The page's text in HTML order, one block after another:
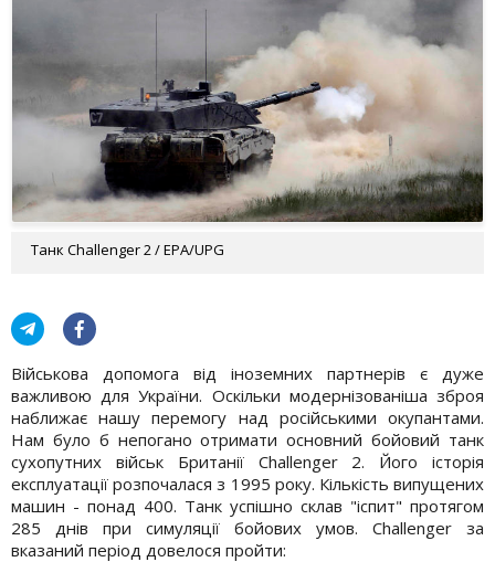
Танк Challenger 2 / EPA/UPG
Військова допомога від іноземних партнерів є дуже
важливою для України. Оскільки модернізованіша зброя
наближає нашу перемогу над російськими окупантами.
Нам було б непогано отримати основний бойовий танк
сухопутних військ Британії Challenger 2. Його історія
експлуатації розпочалася з 1995 року. Кількість випущених
машин - понад 400. Танк успішно склав "іспит" протягом
285 днів при симуляції бойових умов. Challenger за
вказаний період довелося пройти: